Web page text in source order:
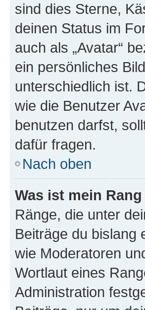
sind dies Sterne,
deinen Status im
auch als „Avatar“
ein persönliches
unterschiedlich ist.
wie die Benutzer
benutzen darfst,
dafür fragen.
Nach oben
Was ist mein
Ränge, die unter
Beiträge du bislang
wie Moderatoren
Wortlaut eines
Administration